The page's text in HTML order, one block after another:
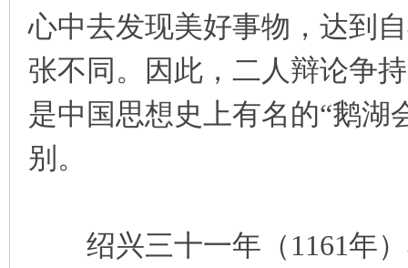
心中去发现美好事物，达到
张不同。因此，二人辩论争
是中国思想史上有名的“鹅湖
别。
绍兴三十一年（1161年）